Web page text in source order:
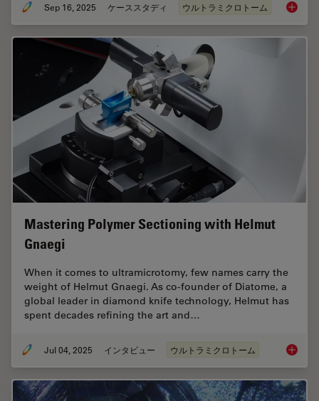
Sep 16, 2025 ケーススタディ ウルトラミクロトーム Volume
Mastering Polymer Sectioning with Helmut
Gnaegi
When it comes to ultramicrotomy, few names carry the
weight of Helmut Gnaegi. As co-founder of Diatome, a
global leader in diamond knife technology, Helmut has
spent decades refining the art and…
Jul 04, 2025 インタビュー ウルトラミクロトーム